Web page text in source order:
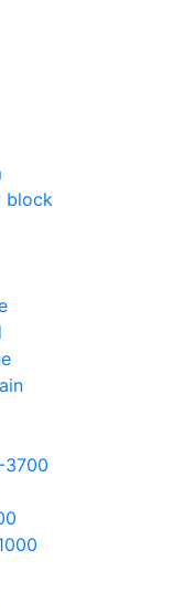
block
3700